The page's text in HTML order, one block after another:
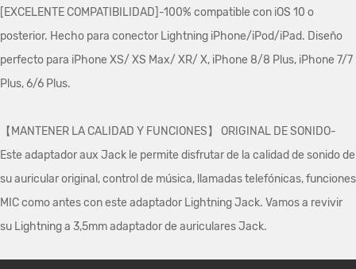
[EXCELENTE COMPATIBILIDAD]-100% compatible con iOS 10 o
posterior. Hecho para conector Lightning iPhone/iPod/iPad. Diseño
perfecto para iPhone XS/ XS Max/ XR/ X, iPhone 8/8 Plus, iPhone 7/7
Plus, 6/6 Plus.
【MANTENER LA CALIDAD Y FUNCIONES】 ORIGINAL DE SONIDO-
Este adaptador aux Jack le permite disfrutar de la calidad de sonido de
su auricular original, control de música, llamadas telefónicas, funciones
MIC como antes con este adaptador Lightning Jack. Vamos a revivir
su Lightning a 3,5mm adaptador de auriculares Jack.